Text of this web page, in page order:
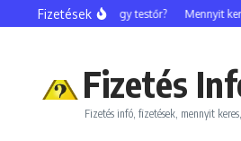
Ugrás a tartalomhoz
Fizetések
Mennyit keres egy testőr? Mennyit
Fizetés
Fizetés infó, fizetések, mennyit